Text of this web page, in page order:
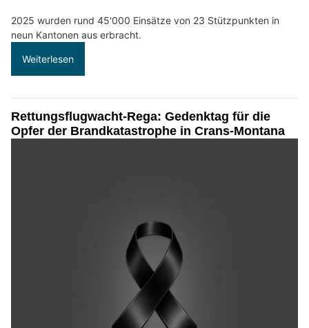
2025 wurden rund 45'000 Einsätze von 23 Stützpunkten in
neun Kantonen aus erbracht.
Weiterlesen
Rettungsflugwacht-Rega: Gedenktag für die
Opfer der Brandkatastrophe in Crans-Montana